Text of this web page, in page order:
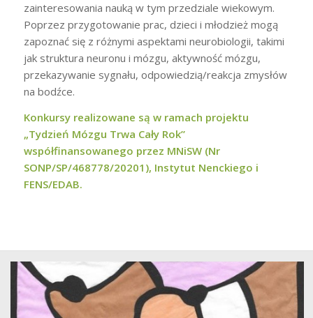
zainteresowania nauką w tym przedziale wiekowym.
Poprzez przygotowanie prac, dzieci i młodzież mogą
zapoznać się z różnymi aspektami neurobiologii, takimi
jak struktura neuronu i mózgu, aktywność mózgu,
przekazywanie sygnału, odpowiedzią/reakcja zmysłów
na bodźce.
Konkursy realizowane są w ramach projektu
„Tydzień Mózgu Trwa Cały Rok”
współfinansowanego przez MNiSW (Nr
SONP/SP/468778/20201), Instytut Nenckiego i
FENS/EDAB.